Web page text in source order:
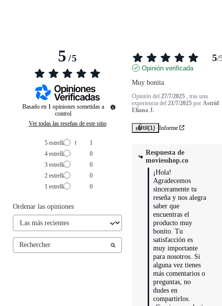
5/5
Basado en 1 opiniones sometidas a
control
Ver todas las reseñas de este sitio
5 estrellas
1
4 estrellas
0
3 estrellas
0
2 estrellas
0
1 estrella 0
Ordenar las opiniones
5/
Opinión verificada
Muy bonita
Opinión del27/7/2025
, tras una
experiencia del21/7/2025 por Astrid
Eliana J.
Útil(1) Informe
Respuesta de
moviesshop.co
¡Hola!
Agradecemos
sinceramente tu
reseña y nos alegra
saber que
encuentras el
producto muy
bonito. Tu
satisfacción es
muy importante
para nosotros. Si
alguna vez tienes
más comentarios o
preguntas, no
dudes en
compartirlos.